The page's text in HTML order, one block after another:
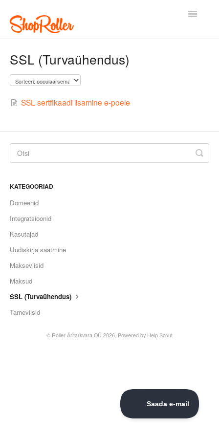
Toggle
SSL (Turvaühendus)
SSL sertfikaadi lisamine e-poele
KATEGOORIAD
Domeenid
Integratsioonid
Kasutajad
Uudiskirja saatmine
Makseviisid
Maksud
SSL (Turvaühendus)
Tarneviisid
© Roller Äritarkvara OÜ 2026. Powered by Help Scout